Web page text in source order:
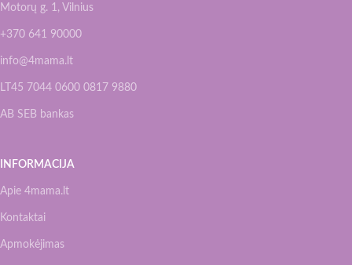
Motorų g. 1, Vilnius
+370 641 90000
info@4mama.lt
LT45 7044 0600 0817 9880
AB SEB bankas
INFORMACIJA
Apie 4mama.lt
Kontaktai
Apmokėjimas